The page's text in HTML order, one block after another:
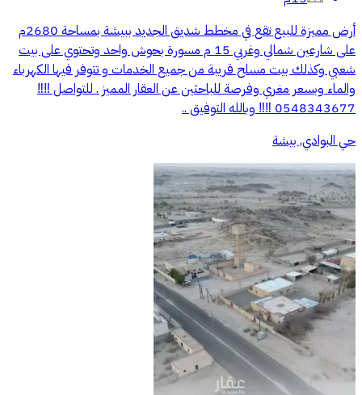
أرض مميزة للبيع تقع في مخطط شديق الجديد ببيشة بمساحة 2680م
على شارعين شمالي وغربي 15 م مسورة بحوش واحد وتحتوي على بيت
شعبي وكذلك بيت مسلح قريبة من جميع الخدمات و تتوفر فيها الكهرباء
والماء وبسعر مغري وفرصة للباحثين عن العقار المميز . للتواصل ‼️‼️
0548343677 ‼️‼️ وبالله التوفيق ..
حي البوادي, بيشة